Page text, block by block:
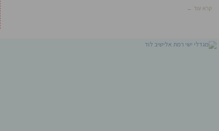
קרא עוד ←